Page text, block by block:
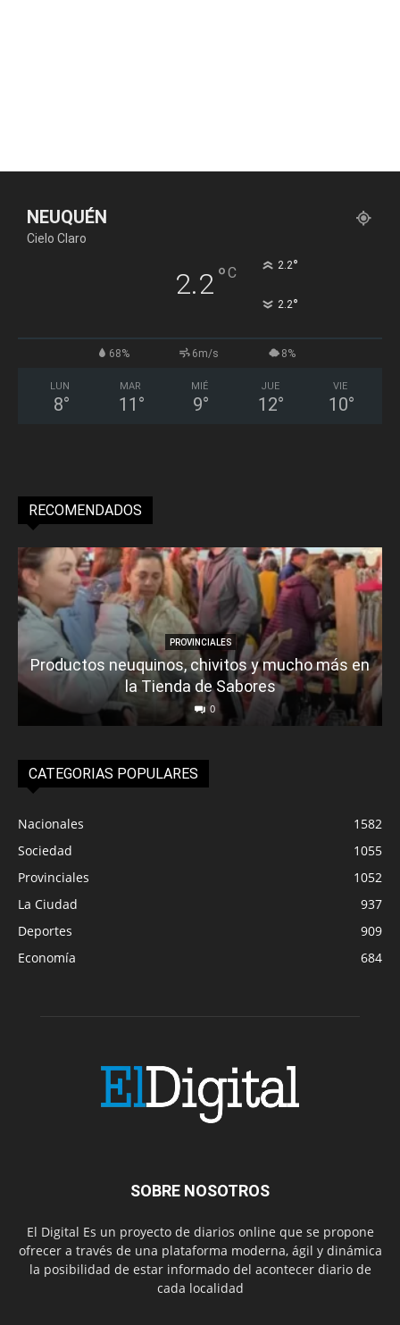
NEUQUÉN
Cielo Claro
2.2°C 2.2°
2.2°
68% 6m/s 8%
LUN
8°
MAR
11 °
MIÉ
9°
JUE
12°
VIE
10°
RECOMENDADOS
PROVINCIALES
Productos neuquinos, chivitos y mucho más en
la Tienda de Sabores
0
CATEGORIAS POPULARES
Nacionales
1582
Sociedad
1055
Provinciales
1052
La Ciudad
937
Deportes
909
Economía
684
SOBRE NOSOTROS
El Digital Es un proyecto de diarios online que se propone
ofrecer a través de una plataforma moderna, ágil y dinámica
la posibilidad de estar informado del acontecer diario de
cada localidad